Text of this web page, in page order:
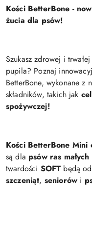
Kości BetterBone -
żucia dla psów!
Szukasz zdrowej i
pupila? Poznaj
BetterBone, wykonane z
składników, takich jak
spożywczej!
Kości BetterBone Mini
są dla psów ras
twardości SOFT będą
szczeniąt, seniorów i